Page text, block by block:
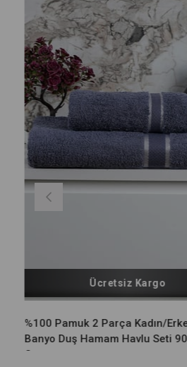
%100 Pamuk 2 Parça Kadın/
Banyo Duş Hamam Havlu Seti
Cm
Ücretsiz Kargo